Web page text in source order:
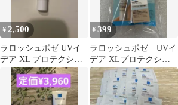
¥2,500
ラロッシュポゼ UVイ
デア XL プロテクショ
ントーンアップ
¥399
ラロッシュポゼ UVイ
デア XLプロテクショ
ントーンアップティン
トサンプル